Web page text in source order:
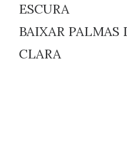
ESCURA
BAIXAR PALMAS
CLARA